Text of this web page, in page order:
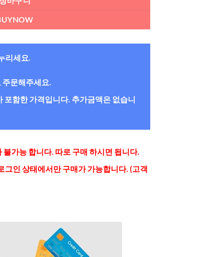
리세요.
주문해주세요.
포함한 가격입니다. 추가금액은 없습니
가능 합니다. 따로 구매 하시면 됩니다.
그인 상태에서만 구매가 가능합니다. (고객